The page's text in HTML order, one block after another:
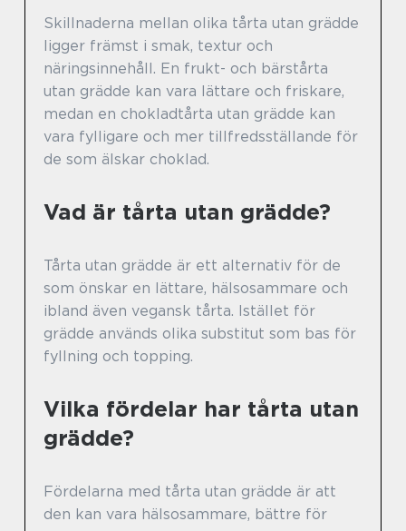
Skillnaderna mellan olika tårta utan grädde
ligger främst i smak, textur och
näringsinnehåll. En frukt- och bärstårta
utan grädde kan vara lättare och friskare,
medan en chokladtårta utan grädde kan
vara fylligare och mer tillfredsställande för
de som älskar choklad.
Vad är tårta utan grädde?
Tårta utan grädde är ett alternativ för de
som önskar en lättare, hälsosammare och
ibland även vegansk tårta. Istället för
grädde används olika substitut som bas för
fyllning och topping.
Vilka fördelar har tårta utan
grädde?
Fördelarna med tårta utan grädde är att
den kan vara hälsosammare, bättre för